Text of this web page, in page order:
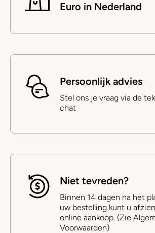
Euro in Nederland
Persoonlijk advies
Stel ons je vraag via de
chat
Niet tevreden?
Binnen 14 dagen na het
uw bestelling kunt u
online aankoop. (Zie
Voorwaarden)